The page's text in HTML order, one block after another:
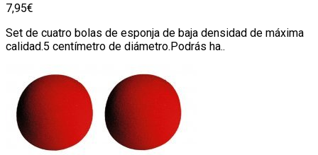
7,95€
Set de cuatro bolas de esponja de baja densidad de máxima
calidad.5 centímetro de diámetro.Podrás ha..